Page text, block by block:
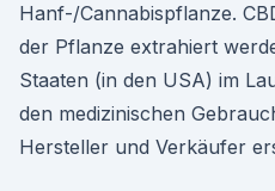
Hanf-/Cannabispflanze.
der Pflanze extrahiert
Staaten (in den USA) im
den medizinischen
Hersteller und Verkäufer